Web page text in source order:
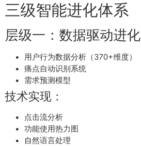
三级智能进化体系
层级一：数据驱动进化
用户行为数据分析（370+维度）
痛点自动识别系统
需求预测模型
技术实现：
点击流分析
功能使用热力图
自然语言处理